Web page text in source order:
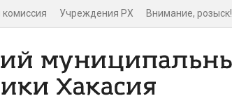
комиссия Учреждения РХ Внимание, розыск!